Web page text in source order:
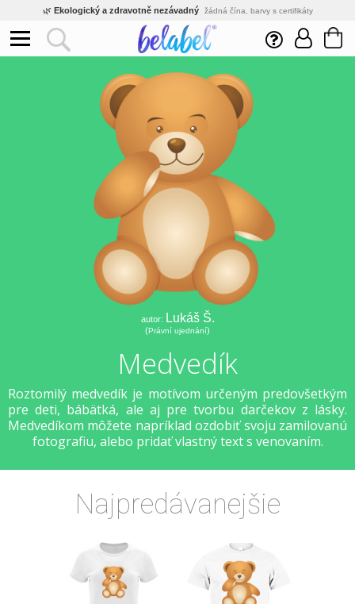
🌿 Ekologický a zdravotně nezávadný žádná čína, barvy s certifikáty
Inovativní výroba vlastní vývoj, nejnovější technologie
Rychlé dodání expedujeme do 24h
Výhodné pro firmy velké množstevní slevy
Kvalita pod kontrolou jsme přímý výrobce, žádný zprostředkovatel
Eshop s tradicí od roku 2010 tisíce spokojených zákazníků
autor: Lukáš Š.
(Právní ujednání)
Medvedík
Roztomilý medvedík je motívom určeným predovšetkým
pre deti, bábätká, ale aj pre tvorbu darčekov z lásky.
Medvedíkom môžete napríklad ozdobiť svoju zamilovanú
fotografiu, alebo pridať vlastný text s venovaním.
Najpredávanejšie